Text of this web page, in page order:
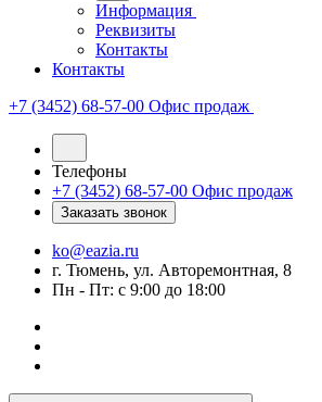
Информация
Реквизиты
Контакты
Контакты
+7 (3452) 68-57-00 Офис продаж
Телефоны
+7 (3452) 68-57-00 Офис продаж
Заказать звонок
ko@eazia.ru
г. Тюмень, ул. Авторемонтная, 8
Пн - Пт: с 9:00 до 18:00